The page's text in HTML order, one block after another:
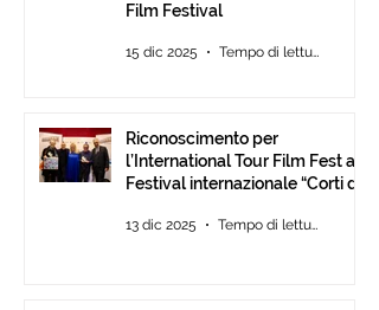
Film Festival
15 dic 2025 Tempo di lettura: 2 min
Riconoscimento per
l’International Tour Film Fest al
Festival internazionale “Corti da
13 dic 2025 Tempo di lettura: 2 min